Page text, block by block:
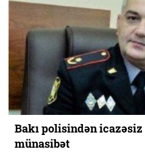
Bakı polisindən icazəsiz
münasibət